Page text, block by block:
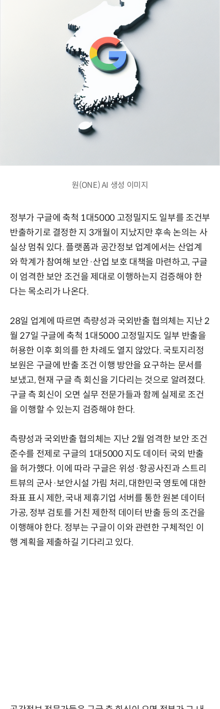
원(ONE) AI 생성 이미지
정부가 구글에 축척 1대5000 고정밀지도 일부를 조건부
반출하기로 결정한 지 3개월이 지났지만 후속 논의는 사
실상 멈춰 있다. 플랫폼과 공간정보 업계에서는 산업계
와 학계가 참여해 보안·산업 보호 대책을 마련하고, 구글
이 엄격한 보안 조건을 제대로 이행하는지 검증해야 한
다는 목소리가 나온다.
28일 업계에 따르면 측량성과 국외반출 협의체는 지난 2
월 27일 구글에 축척 1대5000 고정밀지도 일부 반출을
허용한 이후 회의를 한 차례도 열지 않았다. 국토지리정
보원은 구글에 반출 조건 이행 방안을 요구하는 문서를
보냈고, 현재 구글 측 회신을 기다리는 것으로 알려졌다.
구글 측 회신이 오면 실무 전문가들과 함께 실제로 조건
을 이행할 수 있는지 검증해야 한다.
측량성과 국외반출 협의체는 지난 2월 엄격한 보안 조건
준수를 전제로 구글의 1대5000 지도 데이터 국외 반출
을 허가했다. 이에 따라 구글은 위성·항공사진과 스트리
트뷰의 군사·보안시설 가림 처리, 대한민국 영토에 대한
좌표 표시 제한, 국내 제휴기업 서버를 통한 원본 데이터
가공, 정부 검토를 거친 제한적 데이터 반출 등의 조건을
이행해야 한다. 정부는 구글이 이와 관련한 구체적인 이
행 계획을 제출하길 기다리고 있다.